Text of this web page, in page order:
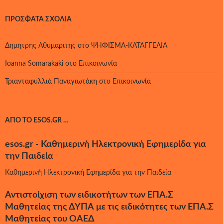
ΠΡΌΣΦΑΤΑ ΣΧΌΛΙΑ
Δημητρης Αθυμαριτης στο ΨΗΦΙΣΜΑ-ΚΑΤΑΓΓΕΛΙΑ
Ioanna Somarakaki στο Επικοινωνία
Τριανταφυλλιά Παναγιωτάκη στο Επικοινωνία
ΑΠΌ ΤΟ ESOS.GR …
esos.gr - Καθημερινή Ηλεκτρονική Εφημερίδα για
την Παιδεία
Καθημερινή Ηλεκτρονική Εφημερίδα για την Παιδεία
Αντιστοίχιση των ειδικοτήτων των ΕΠΑ.Σ
Μαθητείας της ΔΥΠΑ με τις ειδικότητες των ΕΠΑ.Σ
Μαθητείας του ΟΑΕΔ